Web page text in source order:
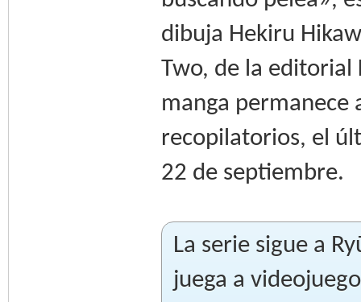
dibuja Hekiru
Two, de la editorial
manga permanece
recopilatorios, el
22 de septiembre.
La serie sigue a
juega a